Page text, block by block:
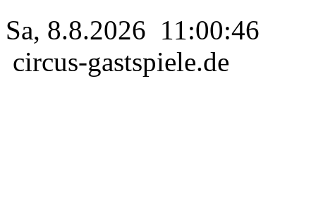
Sa, 8.8.2026 11:00:46
circus-gastspiele.de